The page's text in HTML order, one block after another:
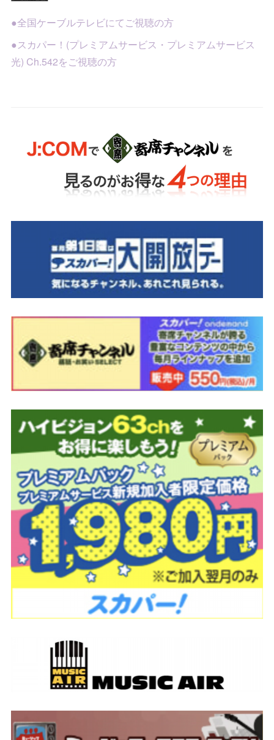
●全国ケーブルテレビにてご視聴の方
●スカパー！(プレミアムサービス・プレミアムサービス
光) Ch.542をご視聴の方